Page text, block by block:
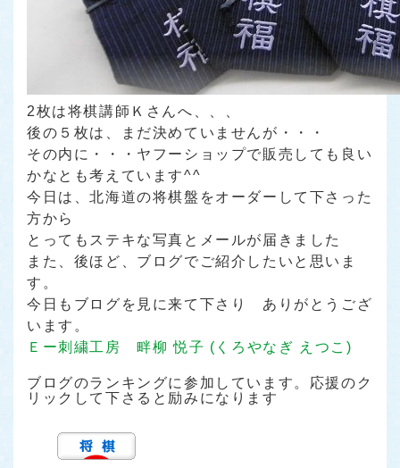
2枚は将棋講師Ｋさんへ、、、
後の５枚は、まだ決めていませんが・・・
その内に・・・ヤフーショップで販売しても良い
かなとも考えています^^
今日は、北海道の将棋盤をオーダーして下さった
方から
とってもステキな写真とメールが届きました
また、後ほど、ブログでご紹介したいと思いま
す。
今日もブログを見に来て下さり ありがとうござ
います。
Ｅー刺繍工房 畔柳 悦子 (くろやなぎ えつこ)
ブログのランキングに参加しています。応援のク
リックして下さると励みになります